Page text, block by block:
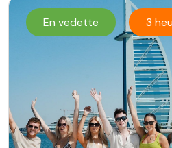
En vedette 3